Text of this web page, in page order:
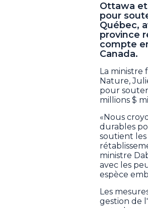
Ottawa
pour
Québec,
province
compte
Canada.
La ministre
Nature,
pour
millions $
«Nous
durables
soutient
ministre
avec les
espèce
Les
gestion de